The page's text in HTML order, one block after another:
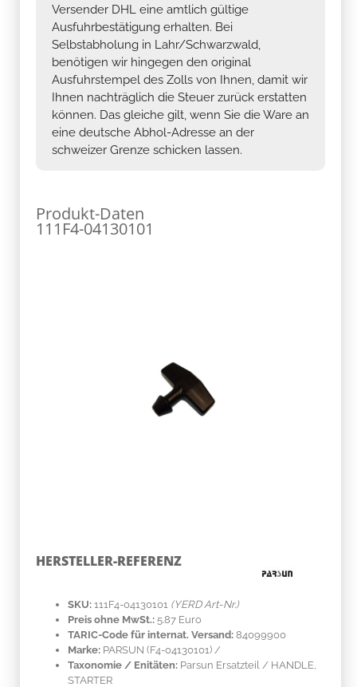
Versender DHL eine amtlich gültige
Ausfuhrbestätigung erhalten. Bei
Selbstabholung in Lahr/Schwarzwald,
benötigen wir hingegen den original
Ausfuhrstempel des Zolls von Ihnen, damit wir
Ihnen nachträglich die Steuer zurück erstatten
können. Das gleiche gilt, wenn Sie die Ware an
eine deutsche Abhol-Adresse an der
schweizer Grenze schicken lassen.
Produkt-Daten
111F4-04130101
HERSTELLER-REFERENZ
SKU: 111F4-04130101 (YERD Art-Nr.)
Preis ohne MwSt.: 5.87 Euro
TARIC-Code für internat. Versand: 84099900
Marke: PARSUN (F4-04130101) /
Taxonomie / Enitäten: Parsun Ersatzteil / HANDLE,
STARTER